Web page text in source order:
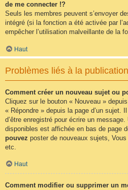
de me connecter !?
Seuls les membres peuvent s’envoyer
intégré (si la fonction a été activée par
empêcher l’utilisation malveillante de la
Haut
Problèmes liés à la
Comment créer un nouveau sujet ou
Cliquez sur le bouton « Nouveau »
« Répondre » depuis la page d’un sujet.
d’être enregistré pour écrire un
disponibles est affichée en bas de page
pouvez poster de nouveaux sujets, Vous
etc.
Haut
Comment modifier ou supprimer un